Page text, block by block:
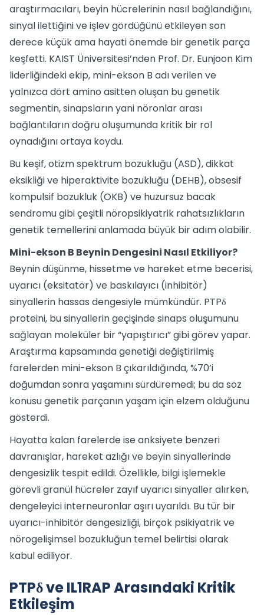
araştırmacıları, beyin hücrelerinin nasıl bağlandığını,
sinyal ilettiğini ve işlev gördüğünü etkileyen son
derece küçük ama hayati önemde bir genetik parça
keşfetti. KAIST Üniversitesi’nden Prof. Dr. Eunjoon Kim
liderliğindeki ekip, mini-ekson B adı verilen ve
yalnızca dört amino asitten oluşan bu genetik
segmentin, sinapsların yani nöronlar arası
bağlantıların doğru oluşumunda kritik bir rol
oynadığını ortaya koydu.
Bu keşif, otizm spektrum bozukluğu (ASD), dikkat
eksikliği ve hiperaktivite bozukluğu (DEHB), obsesif
kompulsif bozukluk (OKB) ve huzursuz bacak
sendromu gibi çeşitli nöropsikiyatrik rahatsızlıkların
genetik temellerini anlamada büyük bir adım olabilir.
Mini-ekson B Beynin Dengesini Nasıl Etkiliyor?
Beynin düşünme, hissetme ve hareket etme becerisi,
uyarıcı (eksitatör) ve baskılayıcı (inhibitör)
sinyallerin hassas dengesiyle mümkündür. PTPδ
proteini, bu sinyallerin geçişinde sinaps oluşumunu
sağlayan moleküler bir “yapıştırıcı” gibi görev yapar.
Araştırma kapsamında genetiği değiştirilmiş
farelerden mini-ekson B çıkarıldığında, %70’i
doğumdan sonra yaşamını sürdüremedi; bu da söz
konusu genetik parçanın yaşam için elzem olduğunu
gösterdi.
Hayatta kalan farelerde ise anksiyete benzeri
davranışlar, hareket azlığı ve beyin sinyallerinde
dengesizlik tespit edildi. Özellikle, bilgi işlemekle
görevli granül hücreler zayıf uyarıcı sinyaller alırken,
dengeleyici interneuronlar aşırı uyarıldı. Bu tür bir
uyarıcı-inhibitör dengesizliği, birçok psikiyatrik ve
nörogelişimsel bozukluğun temel belirtisi olarak
kabul ediliyor.
PTPδ ve IL1RAP Arasındaki Kritik
Etkileşim